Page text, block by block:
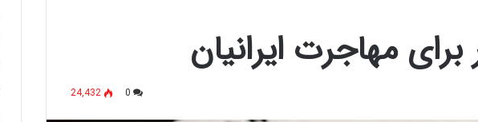
مهاجرت ایرانیان
0
24,432